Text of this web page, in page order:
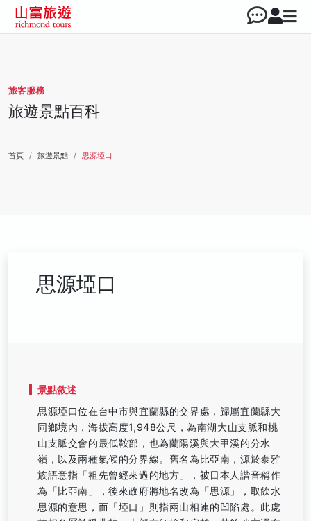
旅客服務
旅遊景點百科
首頁 旅遊景點 思源埡口
思源埡口
景點敘述
思源埡口位在台中市與宜蘭縣的交界處，歸屬宜蘭縣大
同鄉境內，海拔高度1,948公尺，為南湖大山支脈和桃
山支脈交會的最低鞍部，也為蘭陽溪與大甲溪的分水
嶺，以及兩種氣候的分界線。舊名為比亞南，源於泰雅
族語意指「祖先曾經來過的地方」，被日本人諧音稱作
為「比亞南」，後來政府將地名改為「思源」，取飲水
思源的意思，而「埡口」則指兩山相連的凹陷處。此處